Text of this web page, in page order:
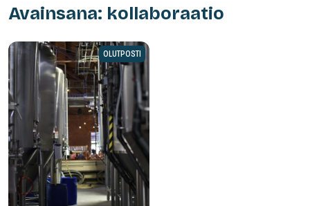
Avainsana: kollaboraatio
OLUTPOSTI